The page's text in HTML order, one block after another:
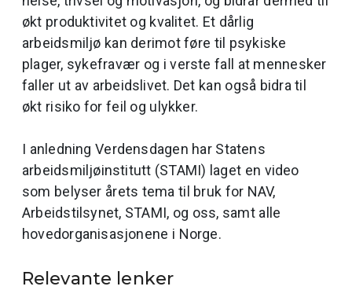
økt produktivitet og kvalitet. Et dårlig
arbeidsmiljø kan derimot føre til psykiske
plager, sykefravær og i verste fall at mennesker
faller ut av arbeidslivet. Det kan også bidra til
økt risiko for feil og ulykker.
I anledning Verdensdagen har Statens
arbeidsmiljøinstitutt (STAMI) laget en video
som belyser årets tema til bruk for NAV,
Arbeidstilsynet, STAMI, og oss, samt alle
hovedorganisasjonene i Norge.
Relevante lenker